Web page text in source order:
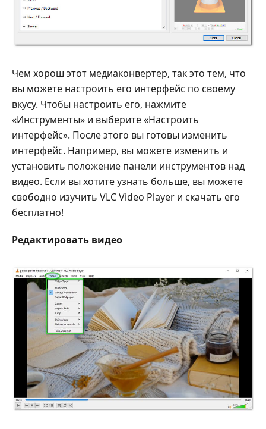
Чем хорош этот медиаконвертер, так это тем, что
вы можете настроить его интерфейс по своему
вкусу. Чтобы настроить его, нажмите
«Инструменты» и выберите «Настроить
интерфейс». После этого вы готовы изменить
интерфейс. Например, вы можете изменить и
установить положение панели инструментов над
видео. Если вы хотите узнать больше, вы можете
свободно изучить VLC Video Player и скачать его
бесплатно!
Редактировать видео